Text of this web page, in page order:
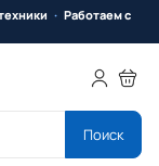
Работаем с
Поиск